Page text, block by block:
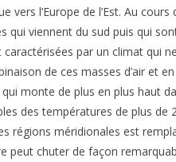
vers l’Europe de l’Est. Au
qui viennent du sud puis qui
par un climat qui
de ces masses d’air et
qui monte de plus en plus haut
des températures de plus de
régions méridionales est
peut chuter de façon